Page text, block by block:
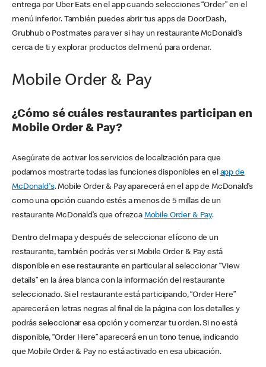
entrega por Uber Eats en el app cuando selecciones “Order” en el
menú inferior. También puedes abrir tus apps de DoorDash,
Grubhub o Postmates para ver si hay un restaurante McDonald’s
cerca de ti y explorar productos del menú para ordenar.
Mobile Order & Pay
¿Cómo sé cuáles restaurantes participan en
Mobile Order & Pay?
Asegúrate de activar los servicios de localización para que
podamos mostrarte todas las funciones disponibles en el app de
McDonald's. Mobile Order & Pay aparecerá en el app de McDonald’s
como una opción cuando estés a menos de 5 millas de un
restaurante McDonald’s que ofrezca Mobile Order & Pay.
Dentro del mapa y después de seleccionar el ícono de un
restaurante, también podrás ver si Mobile Order & Pay está
disponible en ese restaurante en particular al seleccionar “View
details” en la área blanca con la información del restaurante
seleccionado. Si el restaurante está participando, “Order Here”
aparecerá en letras negras al final de la página con los detalles y
podrás seleccionar esa opción y comenzar tu orden. Si no está
disponible, “Order Here” aparecerá en un tono tenue, indicando
que Mobile Order & Pay no está activado en esa ubicación.